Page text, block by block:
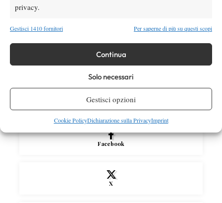
privacy.
Gestisci 1410 fornitori Per saperne di più su questi scopi
Continua
Solo necessari
Gestisci opzioni
Cookie PolicyDichiarazione sulla PrivacyImprint
dove vedere il sorteggio del tabellone
Rusedski sul futuro di Alcaraz: “Non
giocherà lo US Open, forse non lo vedremo
più nel 2026”
SOCIAL
Facebook
X